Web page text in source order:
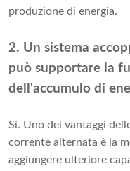
produzione di energia.
2. Un sistema
può supportare la
dell'accumulo di
Sì. Uno dei vantaggi
corrente alternata è la
aggiungere ulteriore